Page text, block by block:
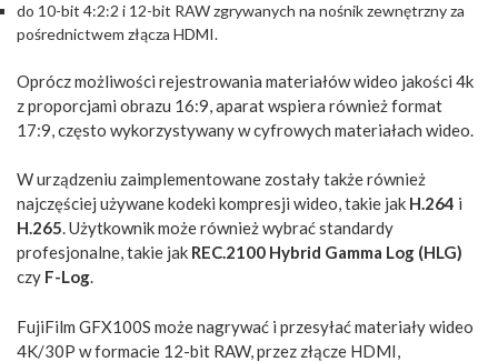
do 10-bit 4:2:2 i 12-bit RAW zgrywanych na nośnik zewnętrzny za
pośrednictwem złącza HDMI.
Oprócz możliwości rejestrowania materiałów wideo jakości 4k
z proporcjami obrazu 16:9, aparat wspiera również format
17:9, często wykorzystywany w cyfrowych materiałach wideo.
W urządzeniu zaimplementowane zostały także również
najczęściej używane kodeki kompresji wideo, takie jak H.264 i
H.265. Użytkownik może również wybrać standardy
profesjonalne, takie jak REC.2100 Hybrid Gamma Log (HLG)
czy F-Log.
FujiFilm GFX100S może nagrywać i przesyłać materiały wideo
4K/30P w formacie 12-bit RAW, przez złącze HDMI,